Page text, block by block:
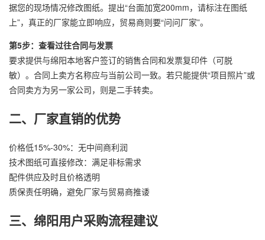
据您的现场情况修改图纸。提出“台面加宽200mm，请标注在图纸
上”，真正的厂家能立即响应，贸易商则要“问问厂家”。
第5步：查看过往合同与发票
要求提供与绵阳本地客户签订的销售合同和发票复印件（可脱
敏）。合同上卖方名称应与当前公司一致。若只能提供“项目照片”或
合同卖方为另一家公司，则是二手转卖。
二、厂家直销的优势
价格低15%-30%：无中间商利润
技术图纸可直接修改：满足非标需求
配件供应及时且价格透明
质保责任明确，避免厂家与贸易商推诿
三、绵阳用户采购流程建议